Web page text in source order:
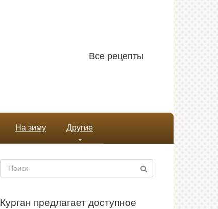
Все рецепты
На зиму Другие
Поиск:
Курган предлагает доступное